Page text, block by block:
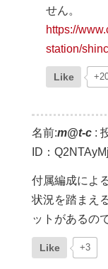
せん。
https://
station/
Like
名前:m@t-c :
ID：
付属編成によ
状況を踏まえ
ットがあるの
Like +3